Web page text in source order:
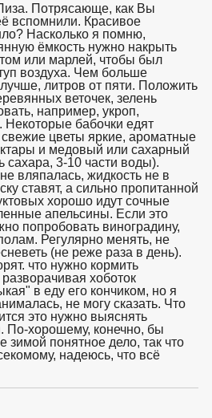
Потрясающе, как Вы
вспомнили. Красивое
Насколько я помню,
ёмкость нужно накрыть
или марлей, чтобы был
воздуха. Чем больше
литров от пяти. Положить
веточек, зелень
например, укроп,
Некоторые бабочки едят
цветы яркие, ароматные
и медовый или сахарный
сахара, 3-10 части воды).
вляпалась, жидкость не в
ставят, а сильно пропитанной
хорошо идут сочные
апельсины. Если это
попробовать виноградину,
Регулярно менять, не
(не реже раза в день).
что нужно кормить
хоботок
в еду его кончиком, но я
не могу сказать. Что
это нужно выяснять
По-хорошему, конечно, бы
зимой понятное дело, так что
надеюсь, что всё